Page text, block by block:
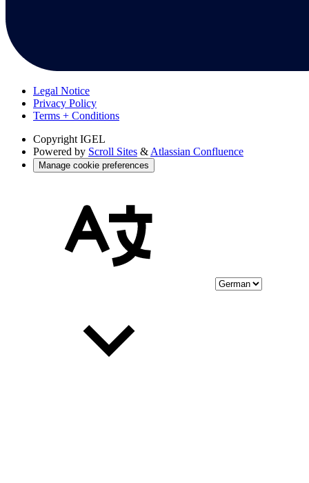
Legal Notice
Privacy Policy
Terms + Conditions
Copyright IGEL
Powered by Scroll Sites & Atlassian Confluence
Manage cookie preferences